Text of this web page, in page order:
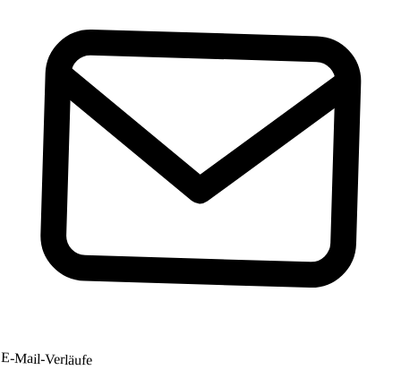
E-Mail-Verläufe